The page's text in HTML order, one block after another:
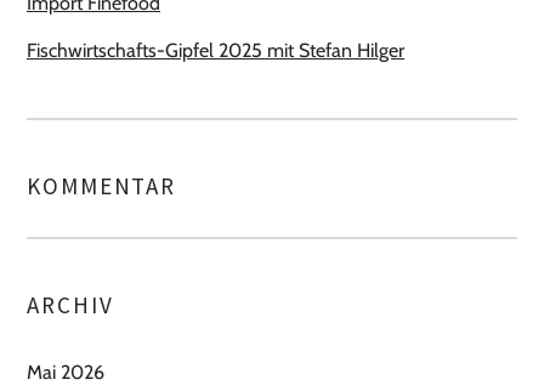
Fischwirtschafts-Gipfel 2025 mit Stefan Hilger
KOMMENTAR
ARCHIV
Mai 2026